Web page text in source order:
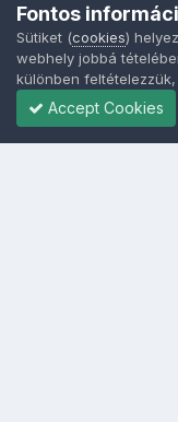
Fontos
Sütiket (cookies)
webhely jobbá
különben
Accept Cookies